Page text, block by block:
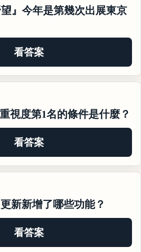
』今年是第幾次出展東京
看答案
視度第1名的條件是什麼？
看答案
新新增了哪些功能？
看答案